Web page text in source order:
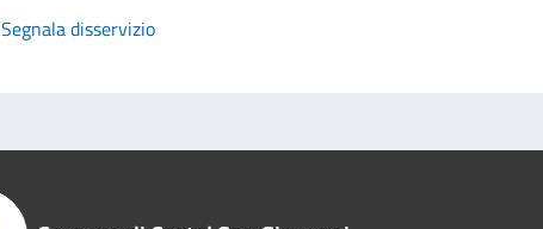
Segnala disservizio